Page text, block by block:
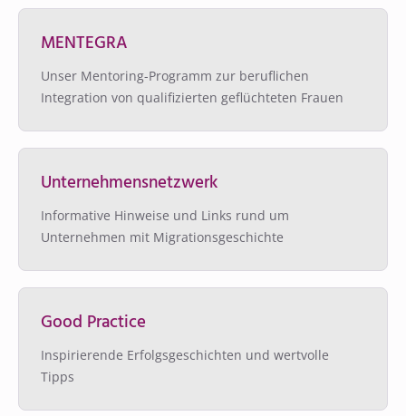
MENTEGRA
Unser Mentoring-Programm zur beruflichen
Integration von qualifizierten geflüchteten Frauen
Unternehmensnetzwerk
Informative Hinweise und Links rund um
Unternehmen mit Migrationsgeschichte
Good Practice
Inspirierende Erfolgsgeschichten und wertvolle
Tipps